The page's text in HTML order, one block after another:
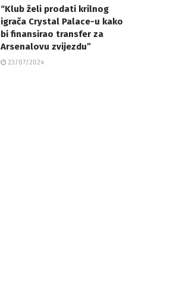
“Klub želi prodati krilnog
igrača Crystal Palace-u kako
bi finansirao transfer za
Arsenalovu zvijezdu”
23/07/2024